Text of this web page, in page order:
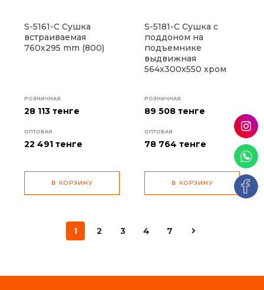
S-5161-C Сушка
встраиваемая
760х295 mm (800)
РОЗНИЧНАЯ
28 113 тенге
ОПТОВАЯ
22 491 тенге
В КОРЗИНУ
S-5181-C Сушка с
поддоном на
подъемнике
выдвижная
564х300х550 хром
РОЗНИЧНАЯ
89 508 тенге
ОПТОВАЯ
78 764 тенге
В КОРЗИНУ
1 2 3 4 7